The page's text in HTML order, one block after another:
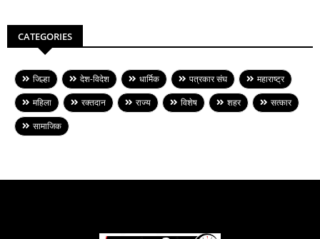
CATEGORIES
जिल्हा देश-विदेश धार्मिक पत्रकार संघ
महाराष्ट्र
महिला
रक्तदान राज्य विशेष शहर
सत्कार
सामाजिक